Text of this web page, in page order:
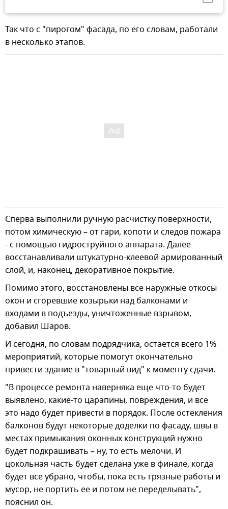
Так что с "пирогом" фасада, по его словам, работали
в несколько этапов.
Сперва выполнили ручную расчистку поверхности,
потом химическую – от гари, копоти и следов пожара
- с помощью гидроструйного аппарата. Далее
восстанавливали штукатурно-клеевой армированный
слой, и, наконец, декоративное покрытие.
Помимо этого, восстановлены все наружные откосы
окон и сгоревшие козырьки над балконами и
входами в подъезды, уничтоженные взрывом,
добавил Шаров.
И сегодня, по словам подрядчика, остается всего 1%
мероприятий, которые помогут окончательно
привести здание в "товарный вид" к моменту сдачи.
"В процессе ремонта наверняка еще что-то будет
выявлено, какие-то царапины, повреждения, и все
это надо будет привести в порядок. После остекления
балконов будут некоторые доделки по фасаду, швы в
местах примыкания оконных конструкций нужно
будет подкрашивать – ну, то есть мелочи. И
цокольная часть будет сделана уже в финале, когда
будет все убрано, чтобы, пока есть грязные работы и
мусор, не портить ее и потом не переделывать",
пояснил он.